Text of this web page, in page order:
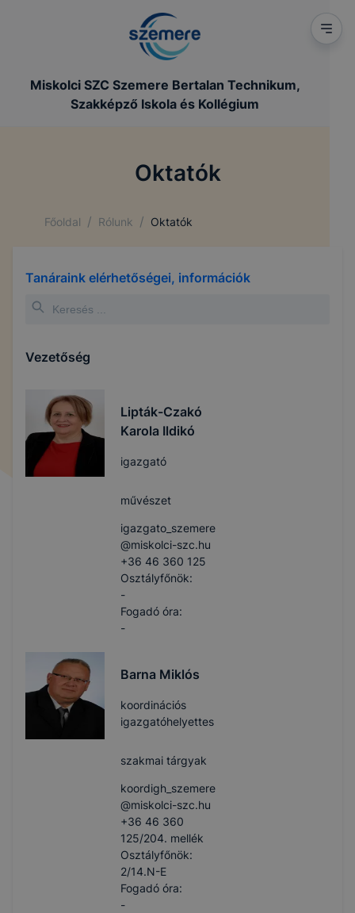
Miskolci SZC Szemere Bertalan Technikum,
Szakképző Iskola és Kollégium
Oktatók
Főoldal / Rólunk / Oktatók
Tanáraink elérhetőségei, információk
Vezetőség
Lipták-Czakó
Karola Ildikó
igazgató
művészet
igazgato_szemere​
@miskolci-szc.hu
+36 46 360 125
Osztályfőnök:
-
Fogadó óra:
-
Barna Miklós
koordinációs
igazgatóhelyettes
szakmai tárgyak
koordigh_szemere​
@miskolci-szc.hu
+36 46 360
125/204. mellék
Osztályfőnök:
2/14.N-E
Fogadó óra:
-